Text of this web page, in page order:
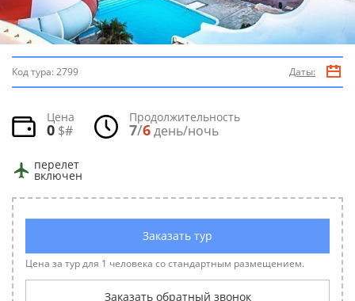
Код тура:2799 Даты:
Цена
0 $#
Продолжительность
7/6день/ночь
перелет
включен
Заказать тур
Цена за тур для 1 человека со стандартным размещением.
Заказать обратный звонок